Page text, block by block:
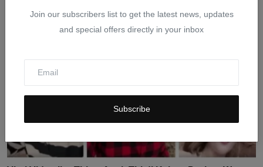
Join our subscribers list to get the latest news, updates
and special offers directly in your inbox
Subscribe